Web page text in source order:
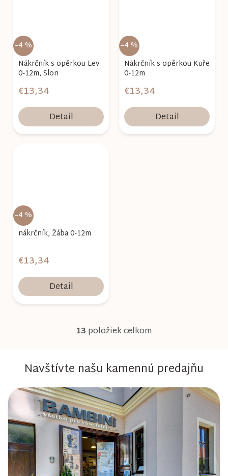
–4 %
Nákrčník s opěrkou Lev
0-12m, Slon
€13,34
Detail
–4 %
Nákrčník s opěrkou Kuře
0-12m
€13,34
Detail
–4 %
nákrčník, Žába 0-12m
€13,34
Detail
O
l
á
d
a
c
i
13 položiek celkom
Navštívte našu kamennú predajňu